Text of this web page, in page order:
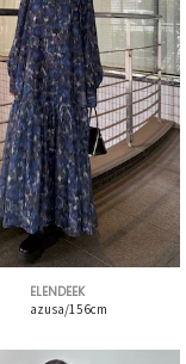
ELENDEEK
azusa/156cm